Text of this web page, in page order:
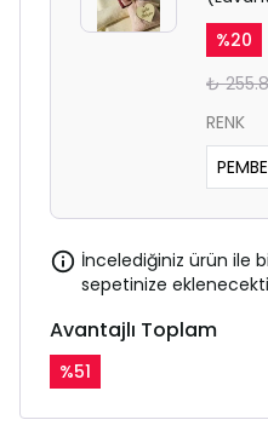
%20
₺
RENK
İncelediğiniz ürün ile
sepetinize
Avantajlı Toplam
%51